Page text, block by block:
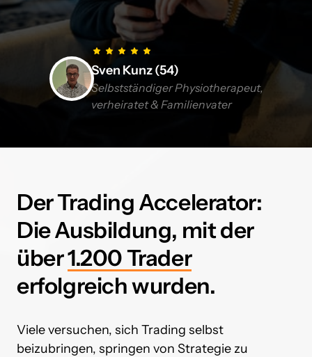
Sven Kunz (54)
Selbstständiger Physiotherapeut,
verheiratet & Familienvater
Der Trading Accelerator:
Die Ausbildung, mit der
über 1.200 Trader
erfolgreich wurden.
Viele versuchen, sich Trading selbst
beizubringen, springen von Strategie zu